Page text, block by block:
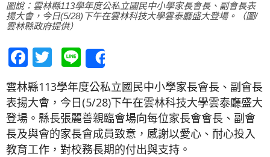
圖說：雲林縣113學年度公私立國民中小學家長會長、副會長表
揚大會，今日(5/28)下午在雲林科技大學雲泰廳盛大登場。（圖/
雲林縣政府提供）
Facebook
Twitter
Line
雲林縣113學年度公私立國民中小學家長會長、副會長
表揚大會，今日(5/28)下午在雲林科技大學雲泰廳盛大
登場。縣長張麗善親臨會場向每位家長會會長、副會
長及與會的家長會成員致意，感謝以愛心、耐心投入
教育工作，對校務長期的付出與支持。